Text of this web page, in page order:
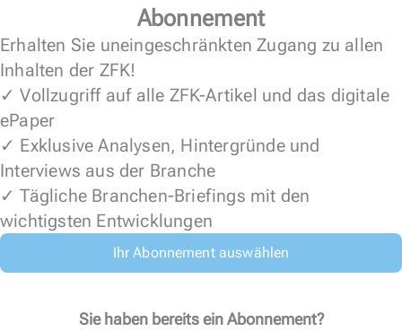
Abonnement
Erhalten Sie uneingeschränkten Zugang zu allen
Inhalten der ZFK!
✓ Vollzugriff auf alle ZFK-Artikel und das digitale
ePaper
✓ Exklusive Analysen, Hintergründe und
Interviews aus der Branche
✓ Tägliche Branchen-Briefings mit den
wichtigsten Entwicklungen
Ihr Abonnement auswählen
Sie haben bereits ein Abonnement?